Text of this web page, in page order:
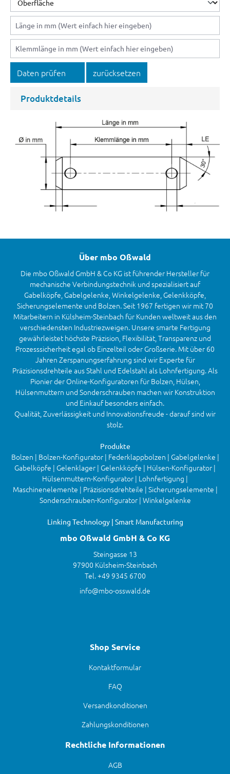
Daten prüfen zurücksetzen
Produktdetails
Über mbo Oßwald
Die mbo Oßwald GmbH & Co KG ist führender Hersteller für
mechanische Verbindungstechnik und spezialisiert auf
Gabelköpfe, Gabelgelenke, Winkelgelenke, Gelenkköpfe,
Sicherungselemente und Bolzen. Seit 1967 fertigen wir mit 70
Mitarbeitern in Külsheim-Steinbach für Kunden weltweit aus den
verschiedensten Industriezweigen. Unsere smarte Fertigung
gewährleistet höchste Präzision, Flexibilität, Transparenz und
Prozesssicherheit egal ob Einzelteil oder Großserie. Mit über 60
Jahren Zerspanungserfahrung sind wir Experte für
Präzisionsdrehteile aus Stahl und Edelstahl als Lohnfertigung. Als
Pionier der Online-Konfiguratoren für Bolzen, Hülsen,
Hülsenmuttern und Sonderschrauben machen wir Konstruktion
und Einkauf besonders einfach.
Qualität, Zuverlässigkeit und Innovationsfreude - darauf sind wir
stolz.
Produkte
Bolzen | Bolzen-Konfigurator | Federklappbolzen | Gabelgelenke |
Gabelköpfe | Gelenklager | Gelenkköpfe | Hülsen-Konfigurator |
Hülsenmuttern-Konfigurator | Lohnfertigung |
Maschinenelemente | Präzisionsdrehteile | Sicherungselemente |
Sonderschrauben-Konfigurator | Winkelgelenke
Linking Technology | Smart Manufacturing
mbo Oßwald GmbH & Co KG
Steingasse 13
97900 Külsheim-Steinbach
Tel. +49 9345 6700
info@mbo-osswald.de
Shop Service
Kontaktformular
FAQ
Versandkonditionen
Zahlungskonditionen
Rechtliche Informationen
AGB